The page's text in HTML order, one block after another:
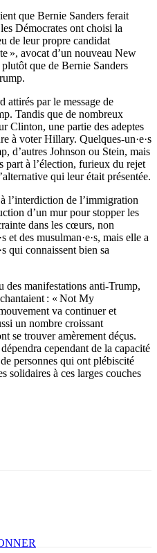
que Bernie Sanders ferait
Démocrates ont choisi la
de leur propre candidat
», avocat d’un nouveau New
que de Bernie Sanders
attirés par le message de
Tandis que de nombreux
Clinton, une partie des adeptes
à voter Hillary. Quelques-un·e·s
d’autres Johnson ou Stein, mais
part à l’élection, furieux du rejet
qui leur était présentée.
l’interdiction de l’immigration
d’un mur pour stopper les
dans les cœurs, non
et des musulman·e·s, mais elle a
qui connaissent bien sa
des manifestations anti-Trump,
: « Not My
va continuer et
un nombre croissant
se trouver amèrement déçus.
cependant de la capacité
personnes qui ont plébiscité
solidaires à ces larges couches